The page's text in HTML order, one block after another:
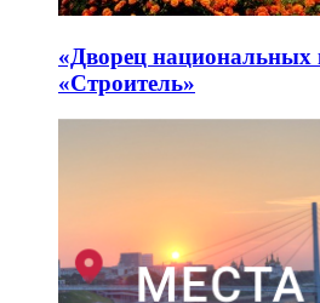
«Дворец национальных
«Строитель»